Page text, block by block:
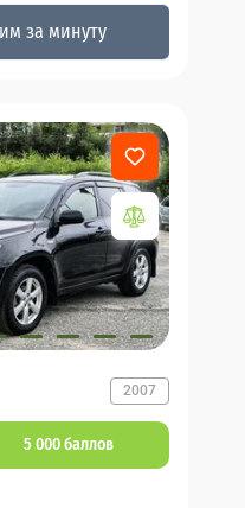
за минуту
2007
5 000 баллов